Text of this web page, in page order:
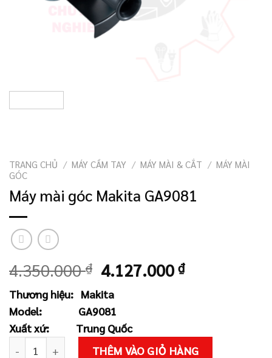
TRANG CHỦ / MÁY CẦM TAY / MÁY MÀI & CẮT / MÁY MÀI
GÓC
Máy mài góc Makita GA9081
4.350.000₫ Giá
gốc
là:
4.350.000 ₫.
4.127.000₫Giá
4.127.000
Thương hiệu: Makita
Model: GA9081
Xuất xứ: Trung Quốc
Máy mài góc Makita GA9081 số lượng
THÊM VÀO GIỎ HÀNG